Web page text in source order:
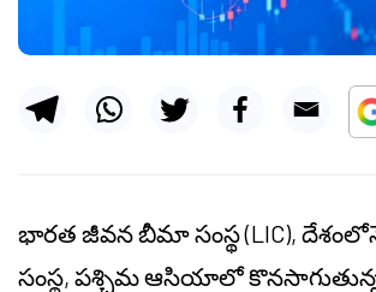
భారత జీవన బీమా సంస్థ (LIC),
సంస్థ, పశ్చిమ ఆసియాలో